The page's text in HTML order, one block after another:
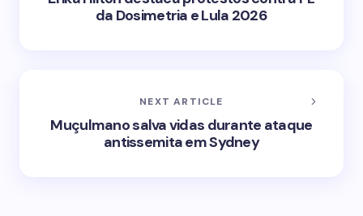
da Dosimetria e Lula 2026
NEXT ARTICLE
Muçulmano salva vidas durante ataque
antissemita em Sydney